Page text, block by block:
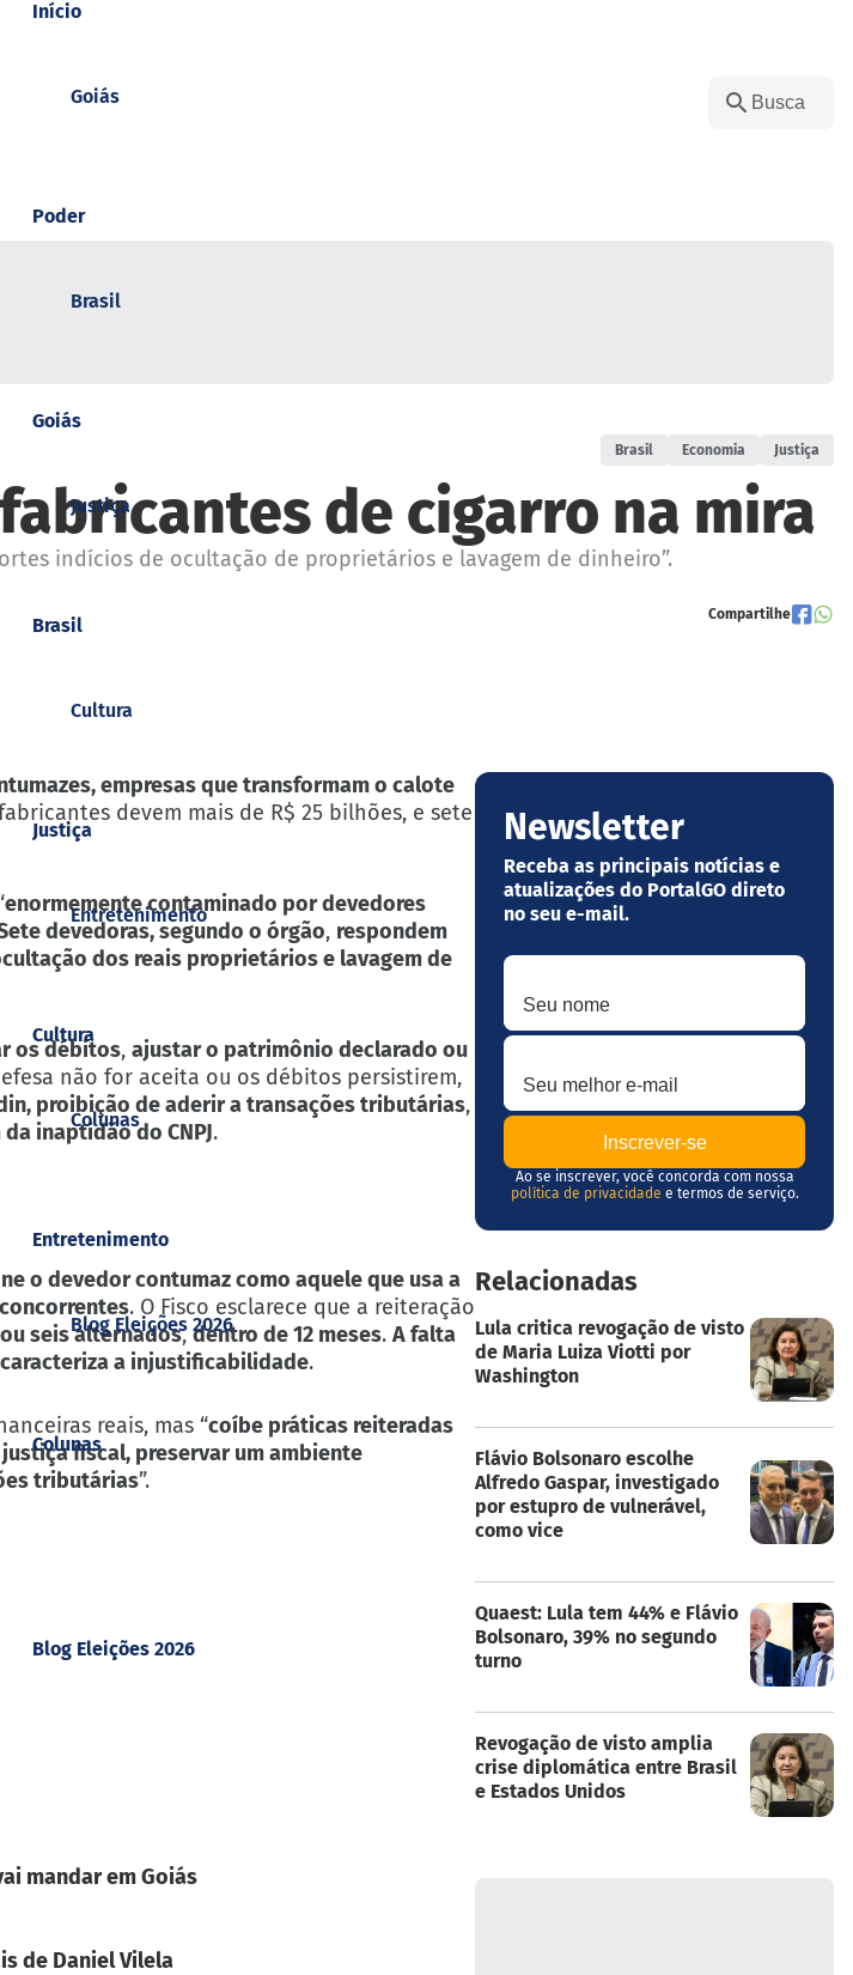
Goiás
Brasil
Justiça
Cultura
Entretenimento
Colunas
Blog Eleições 2026
Início
Poder
Goiás
Brasil
Justiça
Cultura
Entretenimento
Colunas
Blog Eleições 2026
Brasil Economia Justiça
de cigarro na mira
indícios de ocultação de proprietários e lavagem de dinheiro”.
Compartilhe
empresas que transformam o calote
devem mais de R$ 25 bilhões, e sete
enormemente contaminado por devedores
devedoras, segundo o órgão, respondem
dos reais proprietários e lavagem de
os débitos, ajustar o patrimônio declarado ou
não for aceita ou os débitos persistirem,
proibição de aderir a transações tributárias,
inaptidão do CNPJ.
o devedor contumaz como aquele que usa a
. O Fisco esclarece que a reiteração
ou seis alternados,dentro de 12 meses. A falta
caracteriza a injustificabilidade.
reais, mas “coíbe práticas reiteradas
fiscal, preservar um ambiente
tributárias”.
mandar em Goiás
de Daniel Vilela
Newsletter
Receba as principais notícias e
atualizações do PortalGO direto
no seu e-mail.
Seu nome
Seu melhor e-mail
Ao se inscrever, você concorda com nossa
política de privacidade e termos de serviço.
Relacionadas
Lula critica revogação de visto
de Maria Luiza Viotti por
Washington
Flávio Bolsonaro escolhe
Alfredo Gaspar, investigado
por estupro de vulnerável,
como vice
Quaest: Lula tem 44% e Flávio
Bolsonaro, 39% no segundo
turno
Revogação de visto amplia
crise diplomática entre Brasil
e Estados Unidos